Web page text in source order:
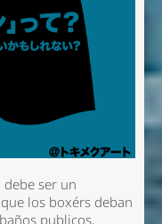
ser un
los boxérs deban
publicos,